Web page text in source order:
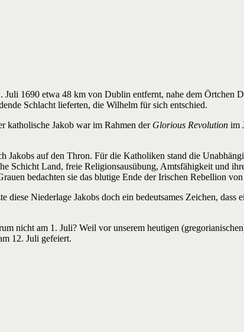
1690 etwa 48 km von Dublin entfernt, nahe dem Örtchen
Schlacht lieferten, die Wilhelm für sich entschied.
katholische Jakob war im Rahmen der Glorious Revolution im
Jakobs auf den Thron. Für die Katholiken stand die
Schicht Land, freie Religionsausübung, Amtsfähigkeit und
bedachten sie das blutige Ende der Irischen Rebellion
Niederlage Jakobs doch ein bedeutsames Zeichen,
nicht am 1. Juli? Weil vor unserem heutigen
12. Juli gefeiert.